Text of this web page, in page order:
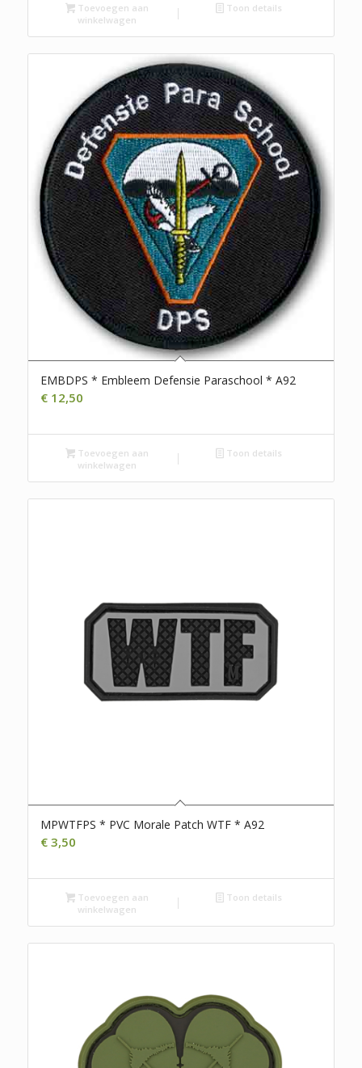
Toevoegen aan
winkelwagen
Toon details
EMBDPS * Embleem Defensie Paraschool * A92
€12,50
Toevoegen aan
winkelwagen
Toon details
MPWTFPS * PVC Morale Patch WTF * A92
€3,50
Toevoegen aan
winkelwagen
Toon details